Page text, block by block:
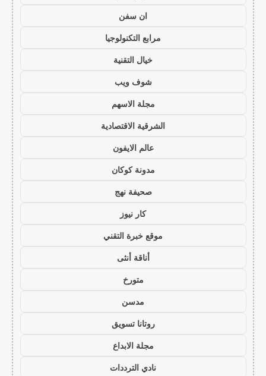
ان سفن
مرابع التكنولوجيا
خيال التقنية
شوف ويب
مجلة الاسهم
الشرقية الاقتصادية
عالم الايفون
مدونة كوكان
صحيفة نهج
كار نيوز
موقع خبرة التقني
أناقة أنثى
متورخ
مدسن
روتانا تسويق
مجلة الابداع
نادي الترددات